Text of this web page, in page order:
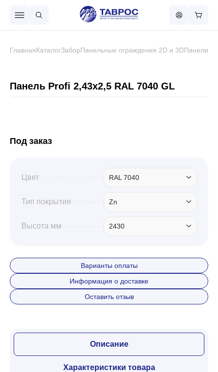
Металлический штакетник
Чёрный металлопрокат
Сваи винтовые
Кровля
Профили для гипсокартона
ГлавнаяКаталогЗаборПанельные ограждения 2D и 3DПанели
Панель Profi 2,43х2,5 RAL 7040 GL
Под заказ
Цвет RAL 7040
Тип покрытия Zn
Высота мм 2430
Варианты оплаты
Информация о доставке
Оставить отзыв
Описание
Характеристики товара